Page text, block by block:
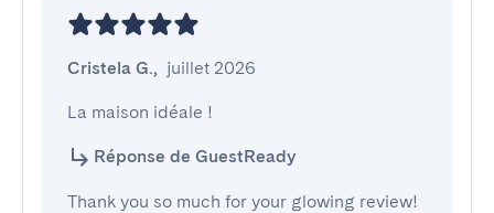
Cristela G., juillet 2026
La maison idéale !
Réponse de GuestReady
Thank you so much for your glowing review!